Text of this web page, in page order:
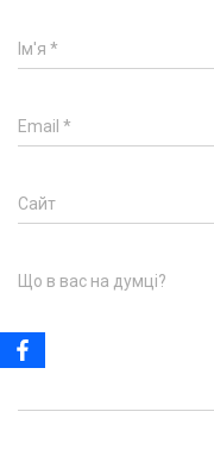
Ім'я *
Email *
Сайт
Що в вас на думці?